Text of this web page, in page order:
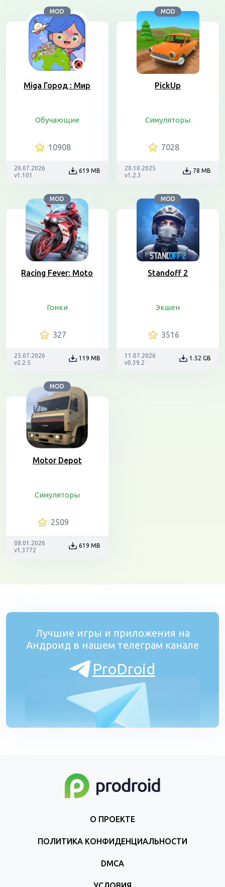
MOD
Miga Город : Мир
Обучающие
10908
20.07.2026
v1.101
619 MB
MOD
PickUp
Симуляторы
7028
20.10.2025
v1.2.3
78 MB
MOD
Racing Fever: Moto
Гонки
327
25.07.2026
v2.2.5
119 MB
MOD
Standoff 2
Экшен
3516
11.07.2026
v0.39.2
1.52 GB
MOD
Motor Depot
Симуляторы
2509
08.01.2026
v1.3772
619 MB
Лучшие игры и приложения на
Андроид в нашем телеграм канале
ProDroid
О ПРОЕКТЕ
ПОЛИТИКА КОНФИДЕНЦИАЛЬНОСТИ
DMCA